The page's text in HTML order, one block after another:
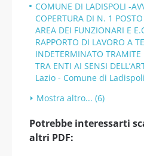
COMUNE DI LADISPOLI -
COPERTURA DI N. 1
AREA DEI FUNZIONARI E
RAPPORTO DI LAVORO A
INDETERMINATO TRAMITE
TRA ENTI AI SENSI
Lazio - Comune di Ladispoli
Mostra altro... (6)
Potrebbe interessarti
altri PDF: